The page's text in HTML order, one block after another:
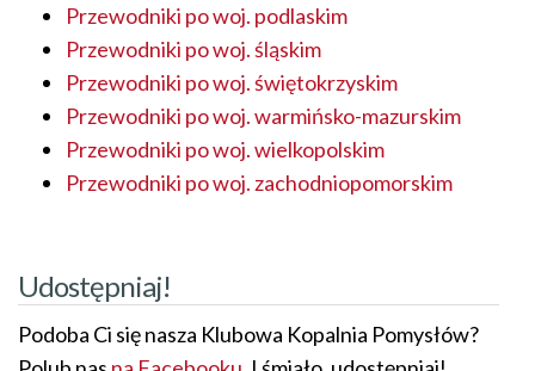
Przewodniki po woj. podlaskim
Przewodniki po woj. śląskim
Przewodniki po woj. świętokrzyskim
Przewodniki po woj. warmińsko-mazurskim
Przewodniki po woj. wielkopolskim
Przewodniki po woj. zachodniopomorskim
Udostępniaj!
Podoba Ci się nasza Klubowa Kopalnia Pomysłów?